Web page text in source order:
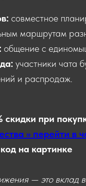
совместное
маршрутам
общение с
участники чата
и распродаж.
скидки при
>> перейти в
на картинке
— это вклад